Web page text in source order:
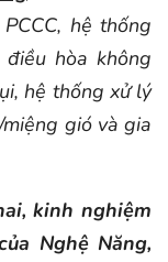
hệ thống
hòa không
hệ thống xử lý
gió và gia
kinh nghiệm
Nghệ Năng,